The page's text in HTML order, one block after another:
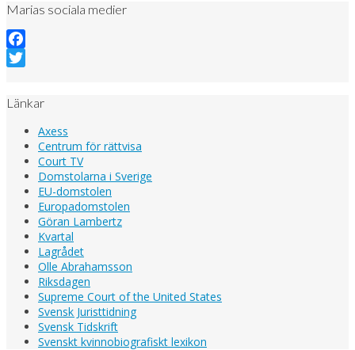
Marias sociala medier
Facebook
Länkar
Axess
Centrum för rättvisa
Court TV
Domstolarna i Sverige
EU-domstolen
Europadomstolen
Göran Lambertz
Kvartal
Lagrådet
Olle Abrahamsson
Riksdagen
Supreme Court of the United States
Svensk Juristtidning
Svensk Tidskrift
Svenskt kvinnobiografiskt lexikon